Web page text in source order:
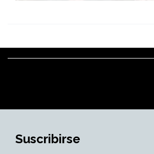
Suscribirse